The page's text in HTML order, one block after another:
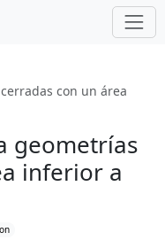
con un área
geometrías
inferior a